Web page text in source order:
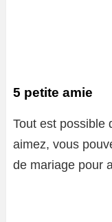
5 petite amie
Tout est possible
aimez, vous
de mariage pour